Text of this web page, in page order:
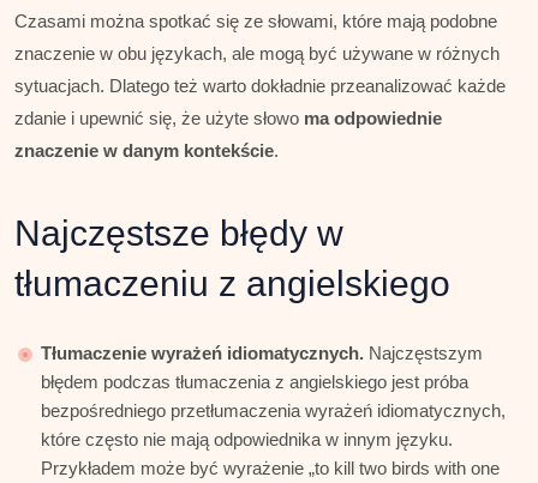
Czasami można spotkać się ze słowami, które mają podobne
znaczenie w obu językach, ale mogą być używane w różnych
sytuacjach. Dlatego też warto dokładnie przeanalizować każde
zdanie i upewnić się, że użyte słowo ma odpowiednie
znaczenie w danym kontekście.
Najczęstsze błędy w
tłumaczeniu z angielskiego
Tłumaczenie wyrażeń idiomatycznych. Najczęstszym
błędem podczas tłumaczenia z angielskiego jest próba
bezpośredniego przetłumaczenia wyrażeń idiomatycznych,
które często nie mają odpowiednika w innym języku.
Przykładem może być wyrażenie „to kill two birds with one